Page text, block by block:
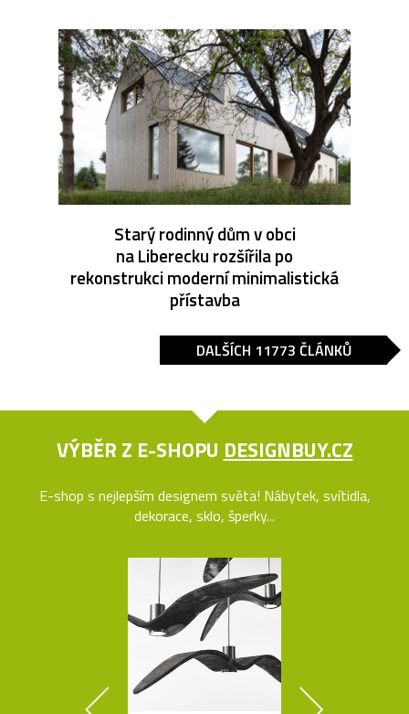
Starý rodinný dům v obci
na Liberecku rozšířila po
rekonstrukci moderní minimalistická
přístavba
DALŠÍCH 11773 ČLÁNKŮ
VÝBĚR Z E-SHOPU DESIGNBUY.CZ
E-shop s nejlepším designem světa! Nábytek, svítidla,
dekorace, sklo, šperky...